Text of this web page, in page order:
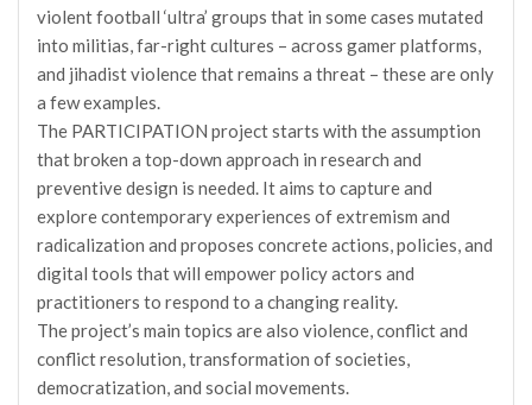
violent football ‘ultra’ groups that in some cases mutated
into militias, far-right cultures – across gamer platforms,
and jihadist violence that remains a threat – these are only
a few examples.
The PARTICIPATION project starts with the assumption
that broken a top-down approach in research and
preventive design is needed. It aims to capture and
explore contemporary experiences of extremism and
radicalization and proposes concrete actions, policies, and
digital tools that will empower policy actors and
practitioners to respond to a changing reality.
The project’s main topics are also violence, conflict and
conflict resolution, transformation of societies,
democratization, and social movements.